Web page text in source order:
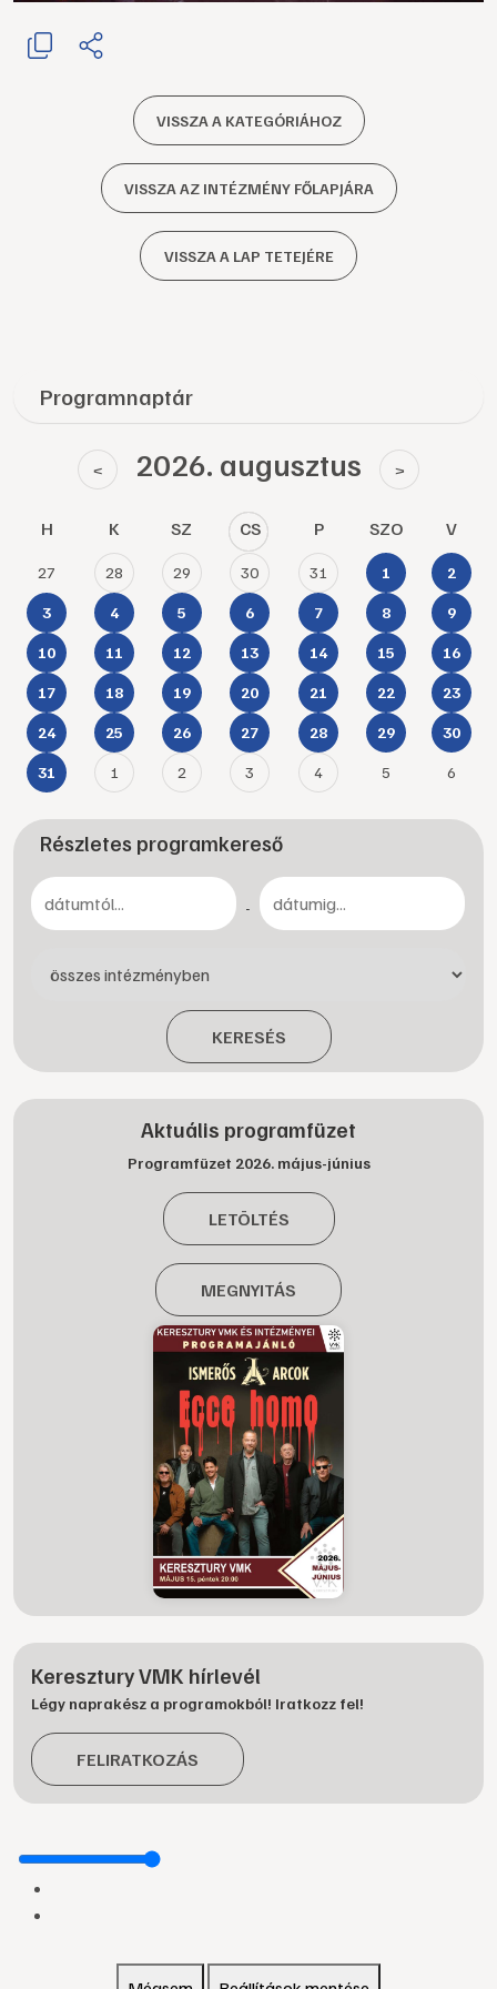
VISSZA A KATEGÓRIÁHOZ
VISSZA AZ INTÉZMÉNY FŐLAPJÁRA
VISSZA A LAP TETEJÉRE
Programnaptár
< 2026. augusztus >
H K SZ CS P SZO V
27 28 29 30 31 1 2
3 4 5 6 7 8 9
10 11 12 13 14 15 16
17 18 19 20 21 22 23
24 25 26 27 28 29 30
31 1 2 3 4 5 6
Részletes programkereső
-
KERESÉS
Aktuális programfüzet
Programfüzet 2026. május-június
LETÖLTÉS
MEGNYITÁS
Keresztury VMK hírlevél
Légy naprakész a programokból! Iratkozz fel!
FELIRATKOZÁS